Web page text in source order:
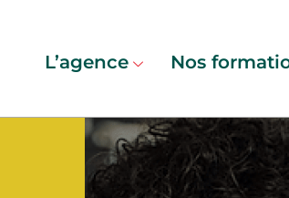
L’agence Nos